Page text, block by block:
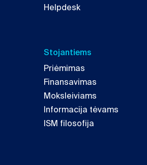
Helpdesk
Stojantiems
Priėmimas
Finansavimas
Moksleiviams
Informacija tėvams
ISM filosofija